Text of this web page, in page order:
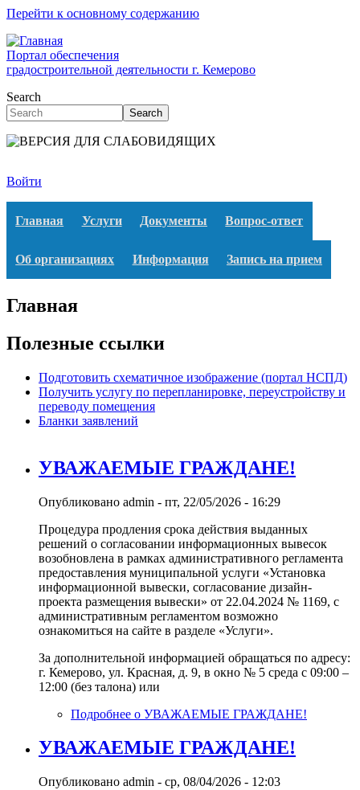
Перейти к основному содержанию
Портал обеспечения
градостроительной деятельности г. Кемерово
Search
Search
Войти
Главная Услуги Документы Вопрос-ответ
Об организациях Информация Запись на прием
Главная
Полезные ссылки
Подготовить схематичное изображение (портал НСПД)
Получить услугу по перепланировке, переустройству и
переводу помещения
Бланки заявлений
УВАЖАЕМЫЕ ГРАЖДАНЕ!
Опубликовано admin - пт, 22/05/2026 - 16:29
Процедура продления срока действия выданных
решений о согласовании информационных вывесок
возобновлена в рамках административного регламента
предоставления муниципальной услуги «Установка
информационной вывески, согласование дизайн-
проекта размещения вывески» от 22.04.2024 № 1169, с
административным регламентом возможно
ознакомиться на сайте в разделе «Услуги».
За дополнительной информацией обращаться по адресу:
г. Кемерово, ул. Красная, д. 9, в окно № 5 среда с 09:00 –
12:00 (без талона) или
Подробнее о УВАЖАЕМЫЕ ГРАЖДАНЕ!
УВАЖАЕМЫЕ ГРАЖДАНЕ!
Опубликовано admin - ср, 08/04/2026 - 12:03